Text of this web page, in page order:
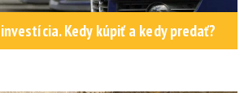
Kedy kúpiť a kedy predať?